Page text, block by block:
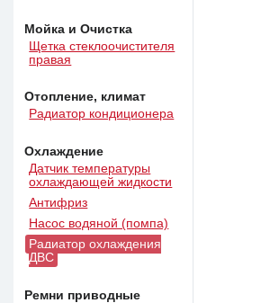
Мойка и Очистка
Щетка стеклоочистителя
правая
Отопление, климат
Радиатор кондиционера
Охлаждение
Датчик температуры
охлаждающей жидкости
Антифриз
Насос водяной (помпа)
Радиатор охлаждения
ДВС
Ремни приводные